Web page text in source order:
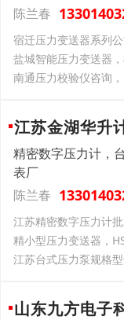
陈兰春
宿迁压力变送器系列
盐城智能压力变送器
南通压力校验仪咨询
江苏金湖华升
精密数字压力计，
表厂
陈兰春
江苏精密数字压力计
精小型压力变送器，
江苏台式压力泵规格
山东九方电子